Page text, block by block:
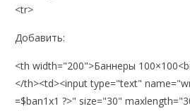
<tr>
Добавить:
<th width="200">Баннеры
</th><td><input type="text"
=$ban1x1 ?>" size="30"